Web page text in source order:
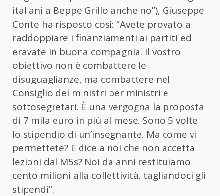
italiani a Beppe Grillo anche no”), Giuseppe
Conte ha risposto così: “Avete provato a
raddoppiare i finanziamenti ai partiti ed
eravate in buona compagnia. Il vostro
obiettivo non è combattere le
disuguaglianze, ma combattere nel
Consiglio dei ministri per ministri e
sottosegretari. È una vergogna la proposta
di 7 mila euro in più al mese. Sono 5 volte
lo stipendio di un’insegnante. Ma come vi
permettete? E dice a noi che non accetta
lezioni dal M5s? Noi da anni restituiamo
cento milioni alla collettività, tagliandoci gli
stipendi”.